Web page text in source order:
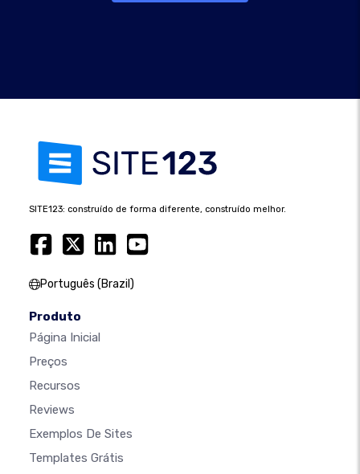
SITE123: construído de forma diferente, construído melhor.
Português (Brazil)
Produto
Página Inicial
Preços
Recursos
Reviews
Exemplos De Sites
Templates Grátis